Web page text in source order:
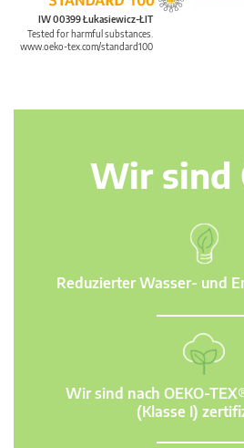
IW 00399 Łukasiewicz-ŁIT
Tested for harmful substances.
www.oeko-tex.com/standard100
Wir sind
Reduzierter Wasser- und
Wir sind nach OEKO-
(Klasse I)